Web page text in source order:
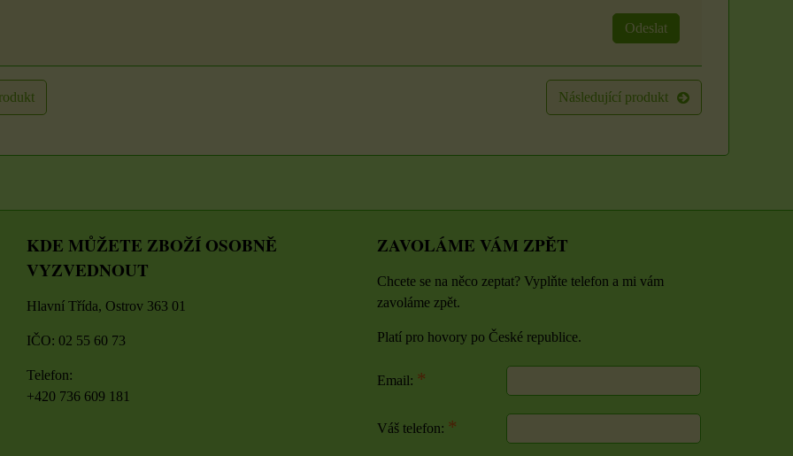
Odeslat
Následující produkt
ZVOLTE VARIANTU ks DO KOŠÍKU ZVOLTE VARIANTU
85 Kč
ZVOLTE VARIANTU
KDE MŮŽETE ZBOŽÍ OSOBNĚ
VYZVEDNOUT
Hlavní Třída, Ostrov 363 01
IČO: 02 55 60 73
Telefon:
+420 736 609 181
ZAVOLÁME VÁM ZPĚT
Chcete se na něco zeptat? Vyplňte telefon a mi vám
zavoláme zpět.
Platí pro hovory po České republice.
Email: *
Váš telefon: *